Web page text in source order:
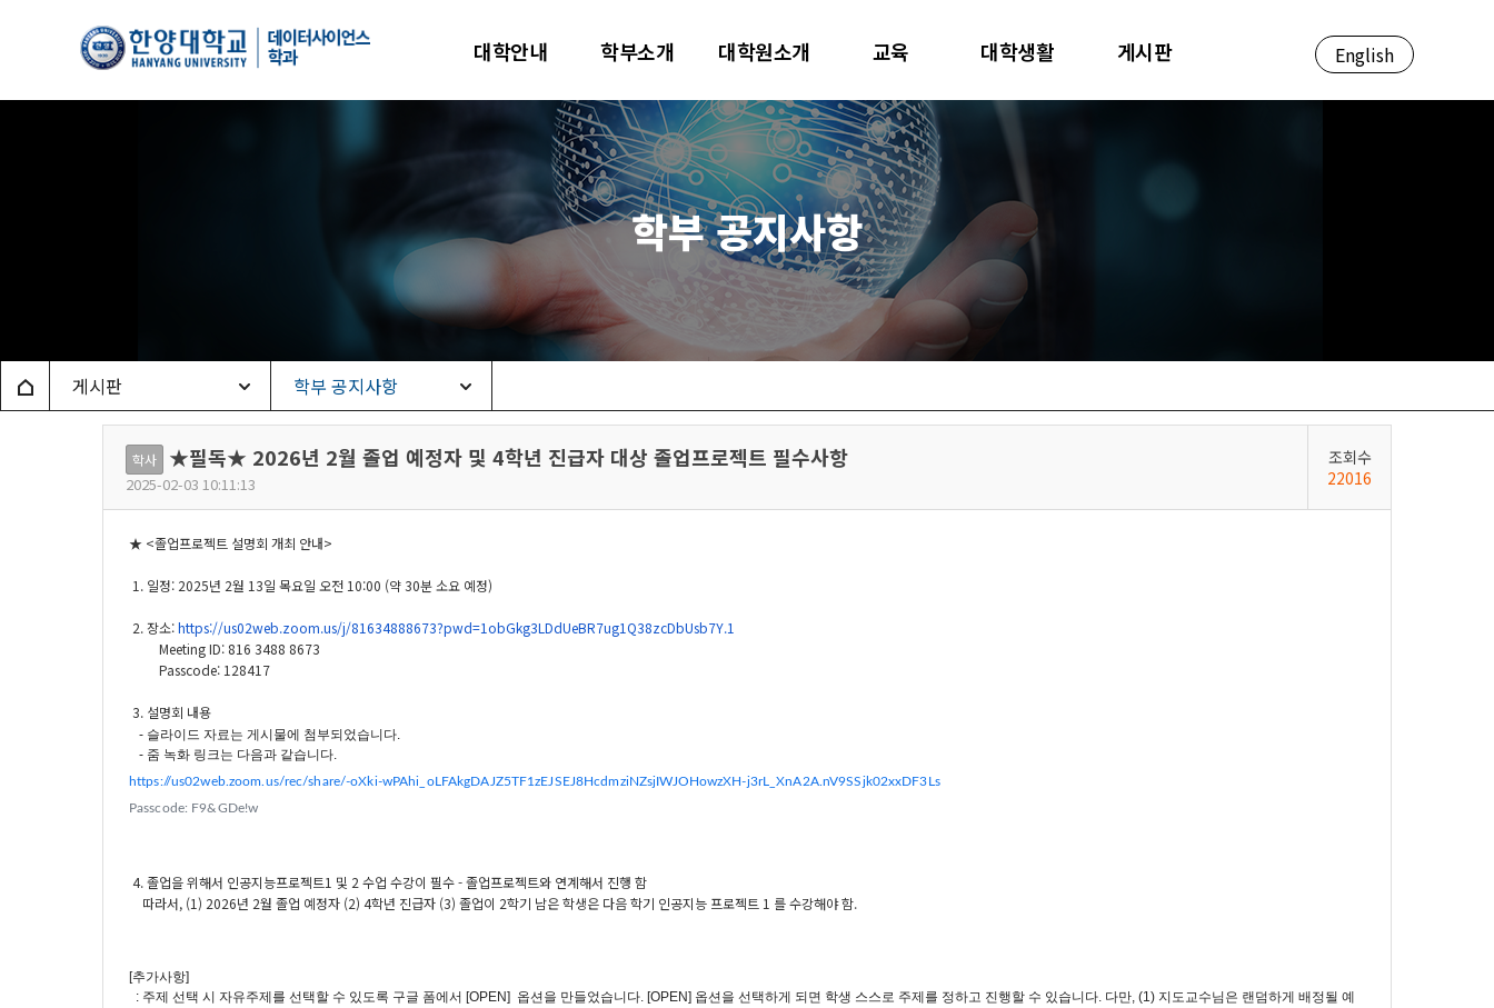
한양대학교
대학안내 학부소개 대학원소개 교육 대학생활 게시판 English
학부 공지사항
Home 게시판 학부 공지사항
학사 ★필독★ 2026년 2월 졸업 예정자 및 4학년 진급자 대상 졸업프로젝트 필수사항
2025-02-03 10:11:13
조회수
22016
★ <졸업프로젝트 설명회 개최 안내>
1. 일정: 2025년 2월 13일 목요일 오전 10:00 (약 30분 소요 예정)
2. 장소:https://us02web.zoom.us/j/81634888673?pwd=1obGkg3LDdUeBR7ug1Q38zcDbUsb7Y.1
Meeting ID: 816 3488 8673
Passcode: 128417
3. 설명회 내용
- 슬라이드 자료는 게시물에 첨부되었습니다.
- 줌 녹화 링크는 다음과 같습니다.
https://us02web.zoom.us/rec/share/-oXki-wPAhi_ oLFAkgDAJZ5TF1zEJSEJ8HcdmziNZsjIWJOHowzXH-j3rL_XnA2A.nV9SSjk02xxDF3Ls
Passcode: F9&GDe!w
4. 졸업을 위해서 인공지능프로젝트1 및 2 수업 수강이 필수 - 졸업프로젝트와 연계해서 진행 함
따라서, (1) 2026년 2월 졸업 예정자 (2) 4학년 진급자 (3) 졸업이 2학기 남은 학생은 다음 학기 인공지능 프로젝트 1 를 수강해야 함.
[추가사항]
: 주제 선택 시 자유주제를 선택할 수 있도록 구글 폼에서 [OPEN] 옵션을 만들었습니다. [OPEN] 옵션을 선택하게 되면 학생 스스로 주제를 정하고 진행할 수 있습니다. 다만, (1) 지도교수님은 랜덤하게 배정될 예